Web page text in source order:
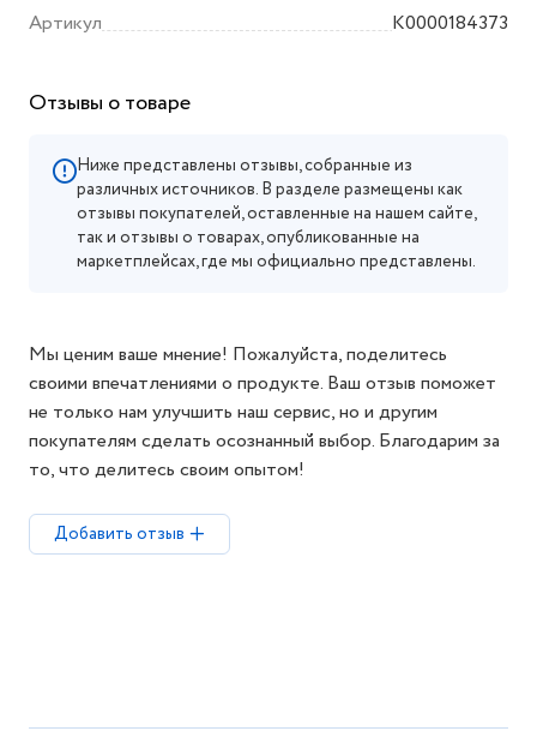
Артикул
K0000184373
Отзывы о товаре
Ниже представлены отзывы, собранные из
различных источников. В разделе размещены как
отзывы покупателей, оставленные на нашем сайте,
так и отзывы о товарах, опубликованные на
маркетплейсах, где мы официально представлены.
Мы ценим ваше мнение! Пожалуйста, поделитесь
своими впечатлениями о продукте. Ваш отзыв поможет
не только нам улучшить наш сервис, но и другим
покупателям сделать осознанный выбор. Благодарим за
то, что делитесь своим опытом!
Добавить отзыв